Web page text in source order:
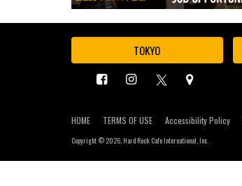
TOKYO
HOME TERMS OF USE Accessibility Policy
Copyright © 2026, Hard Rock Cafe International, Inc.